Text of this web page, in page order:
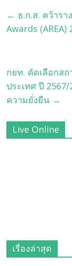
← ธ.ก.ส. คว้าร
Awards (AREA)
กยท. คัดเลือกส
ประเทศ ปี
ความยั่งยืน →
Live Online
เรื่องล่าสุด